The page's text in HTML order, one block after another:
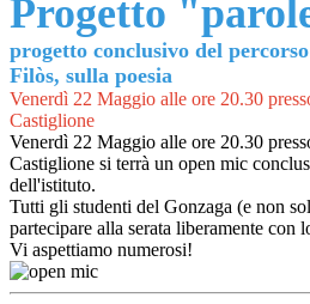
Progetto
progetto conclusivo del
Filòs, sulla poesia
Venerdì 22 Maggio alle ore 20.30
Castiglione
Venerdì 22 Maggio alle ore 20.30
Castiglione si terrà un open mic
dell'istituto.
Tutti gli studenti del Gonzaga (e non
partecipare alla serata liberamente con
Vi aspettiamo numerosi!